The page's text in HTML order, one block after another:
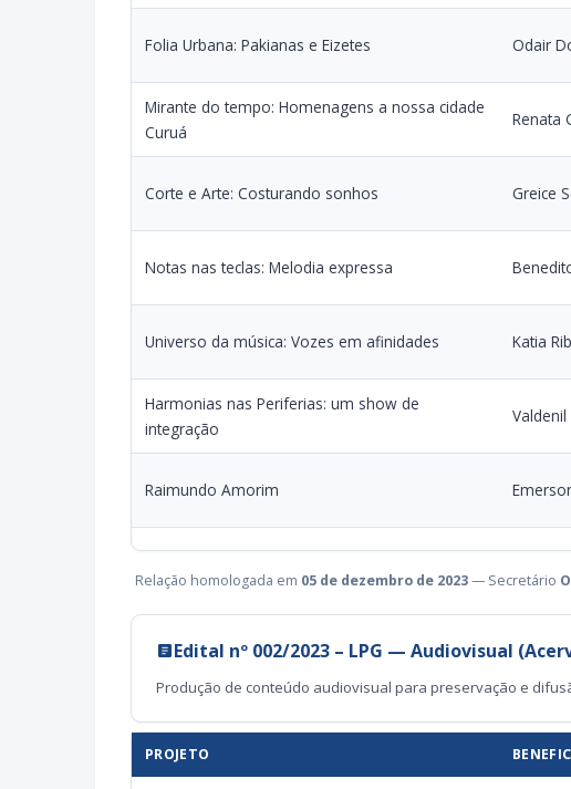
Folia Urbana: Pakianas e Eizetes Odair
Mirante do tempo: Homenagens a nossa cidade
Curuá
Renata
Corte e Arte: Costurando sonhos Greice
Notas nas teclas: Melodia expressa
Universo da música: Vozes em afinidades Katia
Harmonias nas Periferias: um show de
integração
Raimundo Amorim
Relação homologada em 05 de dezembro de 2023— Secretário
Edital nº 002/2023 – LPG — Audiovisual
Produção de conteúdo audiovisual para preservação e
PROJETO